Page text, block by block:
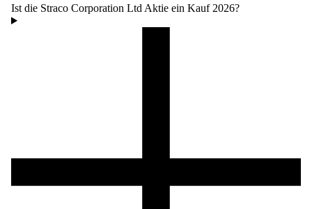
Ist die Straco Corporation Ltd Aktie ein Kauf 2026?